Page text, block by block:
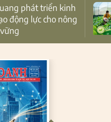
động lực cho nông